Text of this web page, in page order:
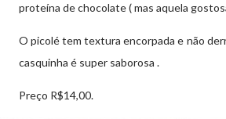
proteína de chocolate ( mas aquela
O picolé tem textura encorpada e não
casquinha é super saborosa .
Preço R$14,00.